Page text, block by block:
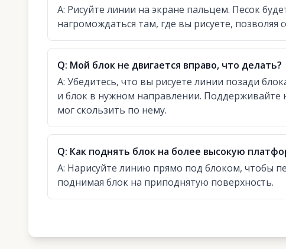
A: Рисуйте линии на экране пальцем. Песок
нагромождаться там, где вы рисуете,
Q: Мой блок не двигается вправо, что делать?
A: Убедитесь, что вы рисуете линии позади
и блок в нужном направлении. Поддерживайте
мог скользить по нему.
Q: Как поднять блок на более высокую
A: Нарисуйте линию прямо под блоком, чтобы
поднимая блок на приподнятую поверхность.